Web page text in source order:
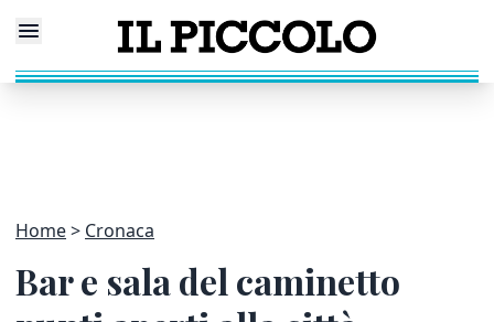
Home Cronaca
Bar e sala del caminetto